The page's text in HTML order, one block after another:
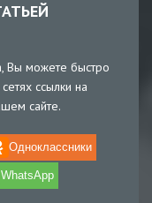
Вы можете быстро
ссылки на
сайте.
Одноклассники
WhatsApp